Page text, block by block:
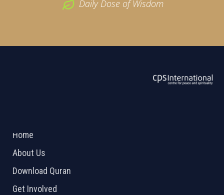
Daily Dose of Wisdom
Home
About Us
Download Quran
Get Involved